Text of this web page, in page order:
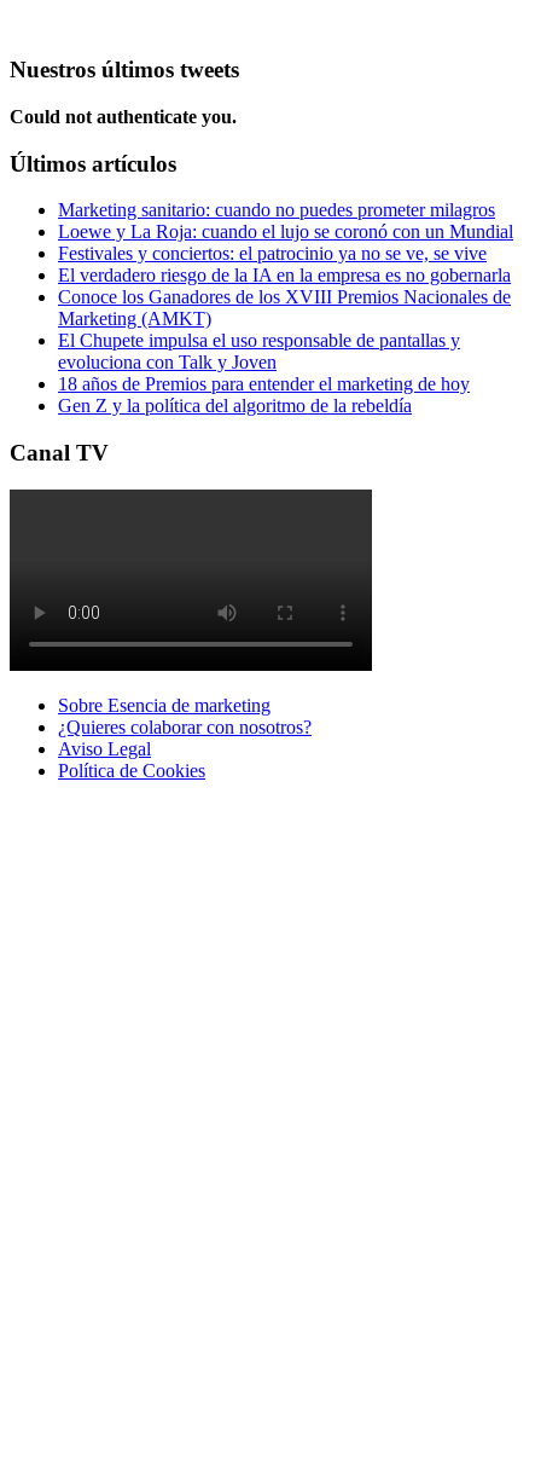
Nuestros últimos tweets
Could not authenticate you.
Últimos artículos
Marketing sanitario: cuando no puedes prometer milagros
Loewe y La Roja: cuando el lujo se coronó con un Mundial
Festivales y conciertos: el patrocinio ya no se ve, se vive
El verdadero riesgo de la IA en la empresa es no gobernarla
Conoce los Ganadores de los XVIII Premios Nacionales de
Marketing (AMKT)
El Chupete impulsa el uso responsable de pantallas y
evoluciona con Talk y Joven
18 años de Premios para entender el marketing de hoy
Gen Z y la política del algoritmo de la rebeldía
Canal TV
Sobre Esencia de marketing
¿Quieres colaborar con nosotros?
Aviso Legal
Polí­tica de Cookies